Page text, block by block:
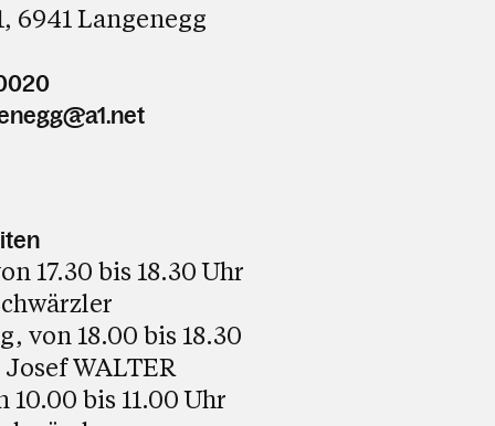
6941 Langenegg
17.30 bis 18.30 Uhr
von 18.00 bis 18.30
WALTER
10.00 bis 11.00 Uhr